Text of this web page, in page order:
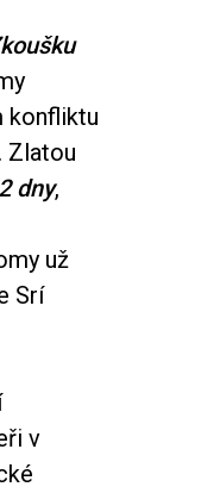
konfliktu
Zlatou
dny,
už
Srí
v